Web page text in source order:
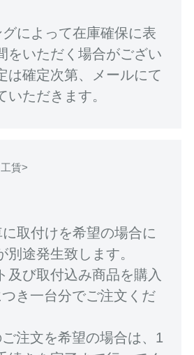
によって在庫確保に表
をいただく場合がござい
は確定次第、メールにて
いただきます。
賃>
取付けを希望の場合に
別途発生致します。
及び取付込み商品を購入
き一台分でご注文くだ
注文を希望の場合は、1